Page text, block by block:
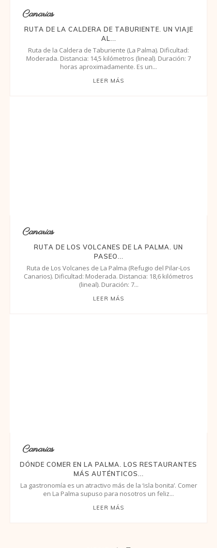
Canarias
RUTA DE LA CALDERA DE TABURIENTE. UN VIAJE
AL...
Ruta de la Caldera de Taburiente (La Palma). Dificultad:
Moderada. Distancia: 14,5 kilómetros (lineal). Duración: 7
horas aproximadamente. Es un...
LEER MÁS
Canarias
RUTA DE LOS VOLCANES DE LA PALMA. UN
PASEO...
Ruta de Los Volcanes de La Palma (Refugio del Pilar-Los
Canarios). Dificultad: Moderada. Distancia: 18,6 kilómetros
(lineal). Duración: 7...
LEER MÁS
Canarias
DÓNDE COMER EN LA PALMA. LOS RESTAURANTES
MÁS AUTÉNTICOS...
La gastronomía es un atractivo más de la ‘isla bonita’. Comer
en La Palma supuso para nosotros un feliz...
LEER MÁS